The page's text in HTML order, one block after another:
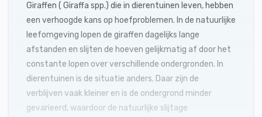
Giraffen ( Giraffa spp.) die in dierentuinen leven, hebben
een verhoogde kans op hoefproblemen. In de natuurlijke
leefomgeving lopen de giraffen dagelijks lange
afstanden en slijten de hoeven gelijkmatig af door het
constante lopen over verschillende ondergronden. In
dierentuinen is de situatie anders. Daar zijn de
verblijven vaak kleiner en is de ondergrond minder
gevarieerd, waardoor de natuurlijke slijtage